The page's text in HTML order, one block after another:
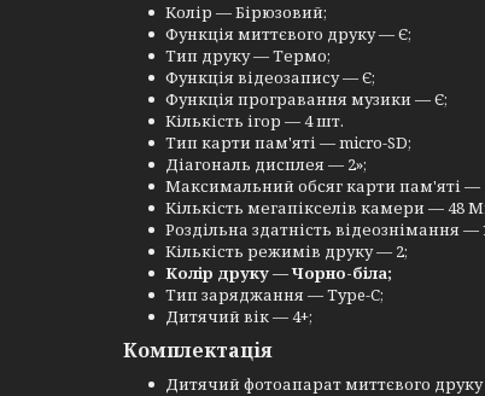
Колір — Бірюзовий;
Функція миттєвого друку — Є;
Тип друку — Термо;
Функція відеозапису — Є;
Функція програвання музики — Є;
Кількість ігор — 4 шт.
Тип карти пам'яті — micro-SD;
Діагональ дисплея — 2»;
Максимальний обсяг карти пам'яті —
Кількість мегапікселів камери — 48
Роздільна здатність відеознімання —
Кількість режимів друку — 2;
Колір друку — Чорно-біла;
Тип заряджання — Type-C;
Дитячий вік — 4+;
Комплектація
Дитячий фотоапарат миттєвого